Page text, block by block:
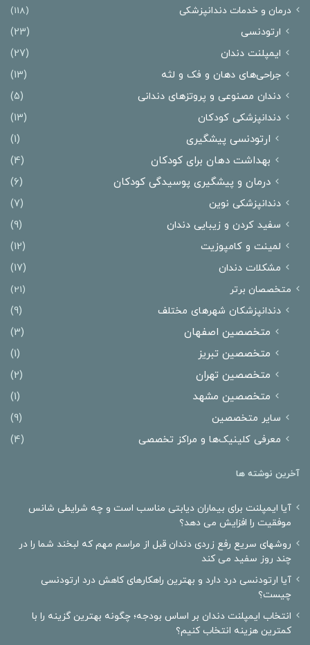
درمان‌ و خدمات دندانپزشکی (118)
ارتودنسی
(23)
ایمپلنت دندان
(27)
جراحی‌های دهان و فک و لثه
(13)
دندان مصنوعی و پروتزهای دندانی
(5)
دندانپزشکی کودکان
(13)
ارتودنسی پیشگیری
(1)
بهداشت دهان برای کودکان
(4)
درمان و پیشگیری پوسیدگی کودکان
(6)
دندانپزشکی نوین
(7)
سفید کردن و زیبایی دندان
(9)
لمینت و کامپوزیت
(12)
مشکلات دندان
(17)
متخصصان برتر (21)
دندانپزشکان شهرهای مختلف
(9)
متخصصین اصفهان
(3)
متخصصین تبریز
(1)
متخصصین تهران
(2)
متخصصین مشهد
(1)
سایر متخصصین
(9)
معرفی کلینیک‌ها و مراکز تخصصی
(4)
آخرین نوشته ها
آیا ایمپلنت برای بیماران دیابتی مناسب است و چه شرایطی شانس
موفقیت را افزایش می دهد؟
روشهای سریع رفع زردی دندان قبل از مراسم مهم که لبخند شما را در
چند روز سفید می کند
آیا ارتودنسی درد دارد و بهترین راهکارهای کاهش درد ارتودنسی
چیست؟
انتخاب ایمپلنت دندان بر اساس بودجه؛ چگونه بهترین گزینه را با
کمترین هزینه انتخاب کنیم؟